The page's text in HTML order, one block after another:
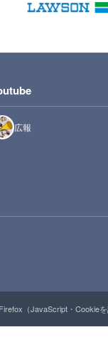
広報
（JavaScript・Cookie